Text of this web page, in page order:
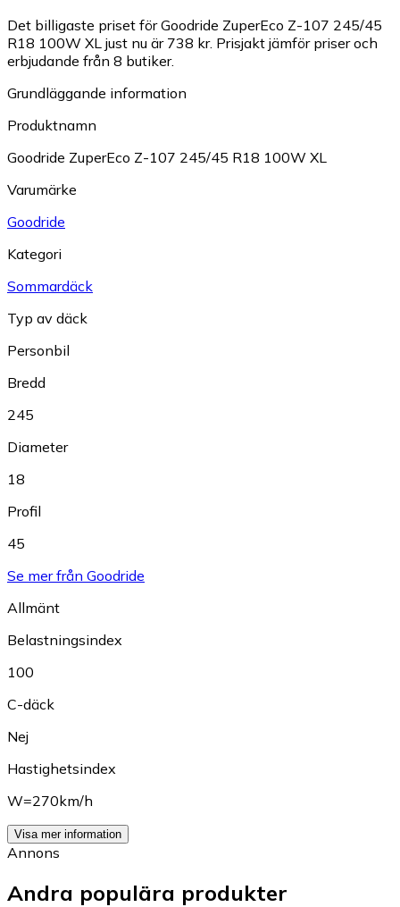
Det billigaste priset för Goodride ZuperEco Z-107 245/45
R18 100W XL just nu är 738 kr. Prisjakt jämför priser och
erbjudande från 8 butiker.
Grundläggande information
Produktnamn
Goodride ZuperEco Z-107 245/45 R18 100W XL
Varumärke
Goodride
Kategori
Sommardäck
Typ av däck
Personbil
Bredd
245
Diameter
18
Profil
45
Se mer från Goodride
Allmänt
Belastningsindex
100
C-däck
Nej
Hastighetsindex
W=270km/h
Visa mer information
Annons
Andra populära produkter